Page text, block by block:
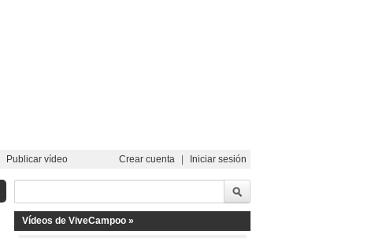
Publicar vídeo Crear cuenta Iniciar sesión
Vídeos de ViveCampoo »